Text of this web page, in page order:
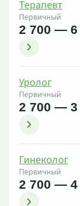
Терапевт
Первичный
2 700 — 6
Уролог
Первичный
2 700 — 3
Гинеколог
Первичный
2 700 — 4